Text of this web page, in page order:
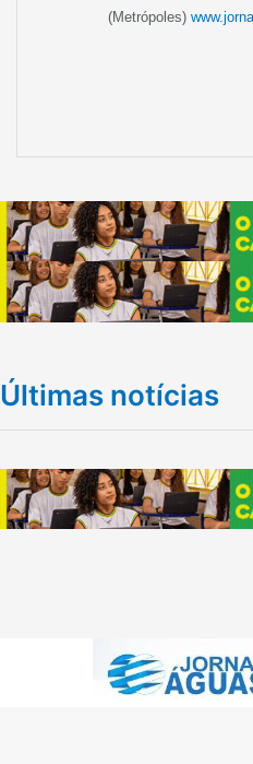
(Metrópoles)
Últimas notícias